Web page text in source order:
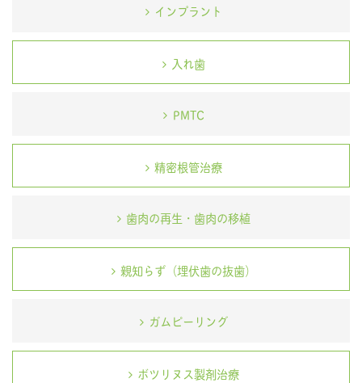
インプラント
入れ歯
PMTC
精密根管治療
歯肉の再生・歯肉の移植
親知らず（埋伏歯の抜歯）
ガムピーリング
ボツリヌス製剤治療